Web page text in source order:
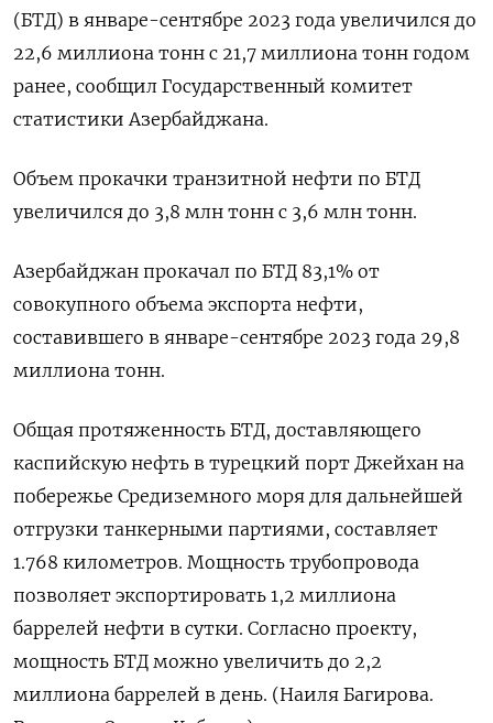
(БТД) в январе-сентябре 2023 года увеличился до
22,6 миллиона тонн с 21,7 миллиона тонн годом
ранее, сообщил Государственный комитет
статистики Азербайджана.
Объем прокачки транзитной нефти по БТД
увеличился до 3,8 млн тонн с 3,6 млн тонн.
Азербайджан прокачал по БТД 83,1% от
совокупного объема экспорта нефти,
составившего в январе-сентябре 2023 года 29,8
миллиона тонн.
Общая протяженность БТД, доставляющего
каспийскую нефть в турецкий порт Джейхан на
побережье Средиземного моря для дальнейшей
отгрузки танкерными партиями, составляет
1.768 километров. Мощность трубопровода
позволяет экспортировать 1,2 миллиона
баррелей нефти в сутки. Согласно проекту,
мощность БТД можно увеличить до 2,2
миллиона баррелей в день. (Наиля Багирова.